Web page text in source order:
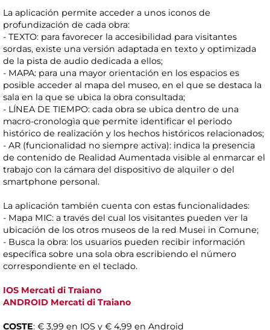
La aplicación permite acceder a unos iconos de
profundización de cada obra:
- TEXTO: para favorecer la accesibilidad para visitantes
sordas, existe una versión adaptada en texto y optimizada
de la pista de audio dedicada a ellos;
- MAPA: para una mayor orientación en los espacios es
posible acceder al mapa del museo, en el que se destaca la
sala en la que se ubica la obra consultada;
- LÍNEA DE TIEMPO: cada obra se ubica dentro de una
macro-cronologìa que permite identificar el periodo
histórico de realización y los hechos históricos relacionados;
- AR (funcionalidad no siempre activa): indica la presencia
de contenido de Realidad Aumentada visible al enmarcar el
trabajo con la cámara del dispositivo de alquiler o del
smartphone personal.
La aplicación también cuenta con estas funcionalidades:
- Mapa MIC: a través del cual los visitantes pueden ver la
ubicación de los otros museos de la red Musei in Comune;
- Busca la obra: los usuarios pueden recibir información
específica sobre una sola obra escribiendo el número
correspondiente en el teclado.
IOS Mercati di Traiano
ANDROID Mercati di Traiano
COSTE: € 3,99 en IOS y € 4,99 en Android